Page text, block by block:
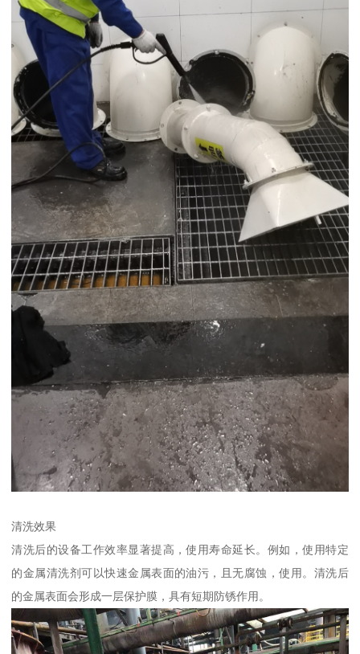
清洗效果
清洗后的设备工作效率显著提高，使用寿命延长。例如，使用特定
的金属清洗剂可以快速金属表面的油污，且无腐蚀，使用。清洗后
的金属表面会形成一层保护膜，具有短期防锈作用。